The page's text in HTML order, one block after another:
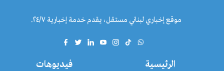
موقع إخباري لبناني مستقل، يقدم خدمة إخبارية ٢٤/٧.
الرئيسية فيديوهات